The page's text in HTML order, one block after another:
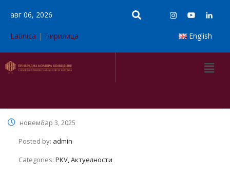
авг 06, 2026
Latinica | Ћирилица English
новембар 3, 2025
Posted by: admin
Categories: PKV, Актуелности